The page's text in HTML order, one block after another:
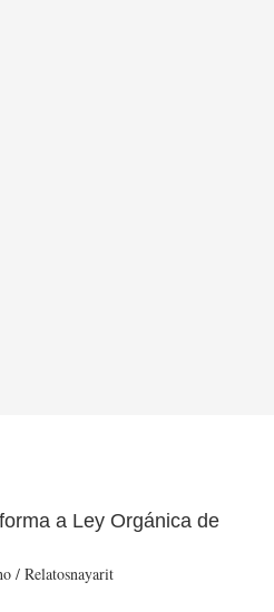
a Ley Orgánica de
/ Relatosnayarit